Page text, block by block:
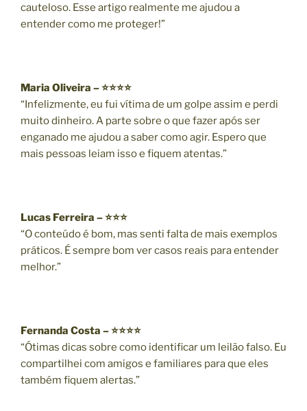
cauteloso. Esse artigo realmente me ajudou a
entender como me proteger!”
Maria Oliveira – ⭐⭐⭐⭐
“Infelizmente, eu fui vítima de um golpe assim e perdi
muito dinheiro. A parte sobre o que fazer após ser
enganado me ajudou a saber como agir. Espero que
mais pessoas leiam isso e fiquem atentas.”
Lucas Ferreira – ⭐⭐⭐
“O conteúdo é bom, mas senti falta de mais exemplos
práticos. É sempre bom ver casos reais para entender
melhor.”
Fernanda Costa – ⭐⭐⭐⭐
“Ótimas dicas sobre como identificar um leilão falso. Eu
compartilhei com amigos e familiares para que eles
também fiquem alertas.”